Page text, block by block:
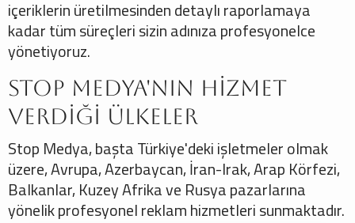
içeriklerin üretilmesinden detaylı raporlamaya
kadar tüm süreçleri sizin adınıza profesyonelce
yönetiyoruz.
Stop Medya'nın Hizmet
Verdiği Ülkeler
Stop Medya, başta Türkiye'deki işletmeler olmak
üzere, Avrupa, Azerbaycan, İran-Irak, Arap Körfezi,
Balkanlar, Kuzey Afrika ve Rusya pazarlarına
yönelik profesyonel reklam hizmetleri sunmaktadır.